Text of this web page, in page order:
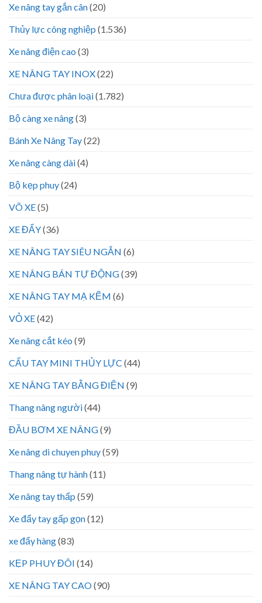
Xe nâng tay gắn cân(20)
Thủy lực công nghiệp (1.536)
Xe nâng điện cao (3)
XE NÂNG TAY INOX(22)
Chưa được phân loại(1.782)
Bộ càng xe nâng(3)
Bánh Xe Nâng Tay(22)
Xe nâng càng dài(4)
Bộ kẹp phuy(24)
VÕ XE(5)
XE ĐẨY(36)
XE NÂNG TAY SIÊU NGẮN (6)
XE NÂNG BÁN TỰ ĐỘNG(39)
XE NÂNG TAY MẠ KẼM (6)
VỎ XE(42)
Xe nâng cắt kéo (9)
CẨU TAY MINI THỦY LỰC (44)
XE NÂNG TAY BẰNG ĐIỆN (9)
Thang nâng người(44)
ĐẦU BƠM XE NÂNG(9)
Xe nâng di chuyen phuy(59)
Thang nâng tự hành(11)
Xe nâng tay thấp (59)
Xe đẩy tay gấp gọn(12)
xe đẩy hàng(83)
KẸP PHUY ĐÔI (14)
XE NÂNG TAY CAO(90)